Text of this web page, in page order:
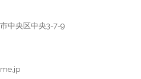
中央区中央3-7-9